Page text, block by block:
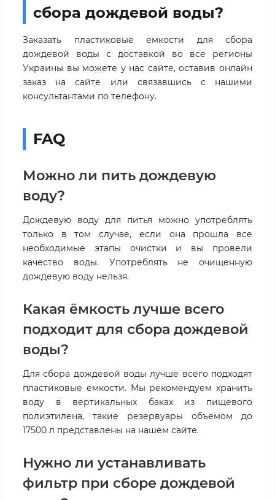
сбора дождевой воды?
Заказать пластиковые емкости для сбора
дождевой воды с доставкой во все регионы
Украины вы можете у нас сайте, оставив онлайн
заказ на сайте или связавшись с нашими
консультантами по телефону.
FAQ
Можно ли пить дождевую
воду?
Дождевую воду для питья можно употреблять
только в том случае, если она прошла все
необходимые этапы очистки и вы провели
качество воды. Употреблять не очищенную
дождевую воду нельзя.
Какая ёмкость лучше всего
подходит для сбора дождевой
воды?
Для сбора дождевой воды лучше всего подходят
пластиковые емкости. Мы рекомендуем хранить
воду в вертикальных баках из пищевого
полиэтилена, такие резервуары объемом до
17500 л представлены на нашем сайте.
Нужно ли устанавливать
фильтр при сборе дождевой